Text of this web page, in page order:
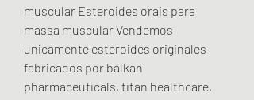
muscular Esteroides orais para
massa muscular Vendemos
unicamente esteroides originales
fabricados por balkan
pharmaceuticals, titan healthcare,